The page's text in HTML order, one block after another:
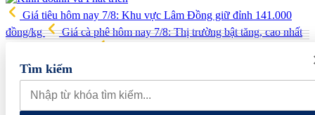
Giá tiêu hôm nay 7/8: Khu vực Lâm Đồng giữ đỉnh 141.000
đồng/kg
Giá cà phê hôm nay 7/8: Thị trường bật tăng, cao nhất
công nghệ, sản phẩm công nghệ chiến lược
đãi "Giao dịch dễ dàng, nhận quà kiệt tác", tặng khách hàng đặc
quyền trải nghiệm Van Gogh Timeless
xuất làm Dự án hầm đường bộ Tam Đảo 5.800 tỷ
Tìm kiếm